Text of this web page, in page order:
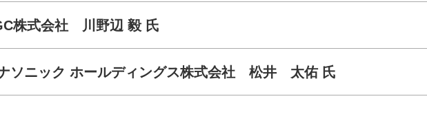
株式会社 川野辺 毅 氏
ソニック ホールディングス株式会社 松井 太佑 氏